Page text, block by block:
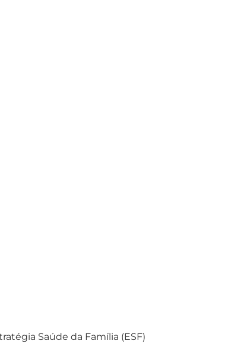
Saúde da Família (ESF)